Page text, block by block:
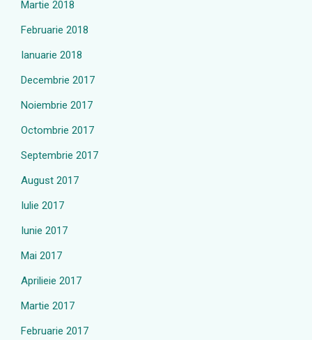
Martie 2018
Februarie 2018
Ianuarie 2018
Decembrie 2017
Noiembrie 2017
Octombrie 2017
Septembrie 2017
August 2017
Iulie 2017
Iunie 2017
Mai 2017
Aprilieie 2017
Martie 2017
Februarie 2017